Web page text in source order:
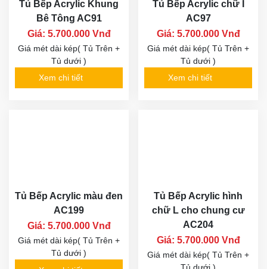
Tủ Bếp Acrylic Khung
Bê Tông AC91
Giá: 5.700.000 Vnđ
Giá mét dài kép( Tủ Trên +
Tủ dưới )
Xem chi tiết
Tủ Bếp Acrylic chữ I
AC97
Giá: 5.700.000 Vnđ
Giá mét dài kép( Tủ Trên +
Tủ dưới )
Xem chi tiết
Tủ Bếp Acrylic màu đen
AC199
Giá: 5.700.000 Vnđ
Giá mét dài kép( Tủ Trên +
Tủ dưới )
Tủ Bếp Acrylic hình
chữ L cho chung cư
AC204
Giá: 5.700.000 Vnđ
Giá mét dài kép( Tủ Trên +